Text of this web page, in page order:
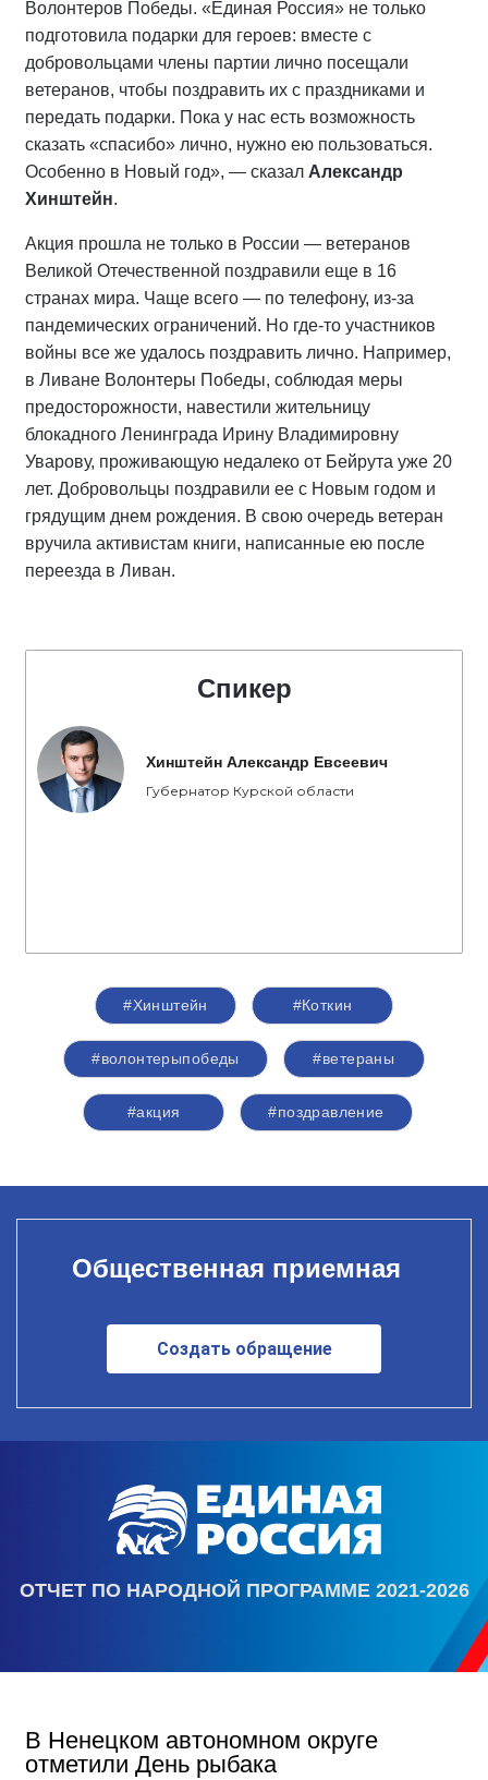
Волонтеров Победы. «Единая Россия» не только
подготовила подарки для героев: вместе с
добровольцами члены партии лично посещали
ветеранов, чтобы поздравить их с праздниками и
передать подарки. Пока у нас есть возможность
сказать «спасибо» лично, нужно ею пользоваться.
Особенно в Новый год», — сказал Александр
Хинштейн.
Акция прошла не только в России — ветеранов
Великой Отечественной поздравили еще в 16
странах мира. Чаще всего — по телефону, из-за
пандемических ограничений. Но где-то участников
войны все же удалось поздравить лично. Например,
в Ливане Волонтеры Победы, соблюдая меры
предосторожности, навестили жительницу
блокадного Ленинграда Ирину Владимировну
Уварову, проживающую недалеко от Бейрута уже 20
лет. Добровольцы поздравили ее с Новым годом и
грядущим днем рождения. В свою очередь ветеран
вручила активистам книги, написанные ею после
переезда в Ливан.
Спикер
Хинштейн Александр Евсеевич
Губернатор Курской области
#Хинштейн #Коткин
#волонтерыпобеды #ветераны
#акция #поздравление
Общественная приемная
Создать обращение
ОТЧЕТ ПО НАРОДНОЙ ПРОГРАММЕ 2021-2026
В Ненецком автономном округе
отметили День рыбака